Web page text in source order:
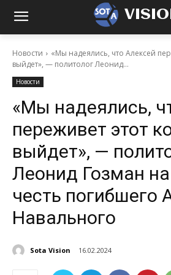
Новости
«Мы надеялись, что Алексей
выйдет», — политолог Леонид...
Новости
«Мы надеялись,
переживет этот
выйдет», —
Леонид Гозман
честь погибшего
Навального
Sota Vision 16.02.2024